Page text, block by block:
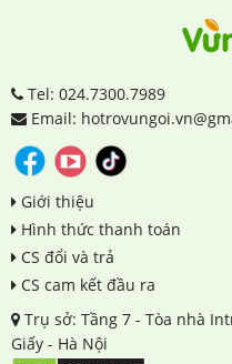
Tel: 024.7300.7989
Email:
Giới thiệu
Hình thức thanh toán
CS đổi và trả
CS cam kết đầu ra
Trụ sở: Tầng 7 - Tòa nhà
Giấy - Hà Nội